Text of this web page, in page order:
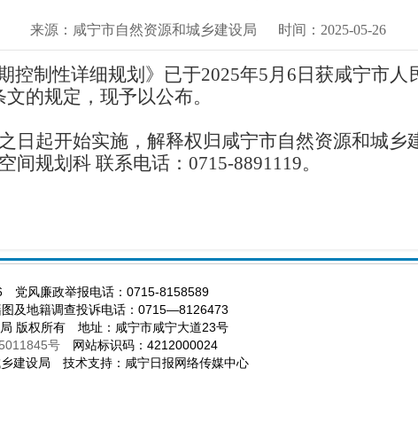
来源：咸宁市自然资源和城乡建设局 时间：2025-05-26
控制性详细规划》已于2025年5月 6 日获咸宁市人
的规定，现予以公布。
日起开始实施，解释权归咸宁市自然资源和城乡
间规划科 联系电话： 0715-8891119。
党风廉政举报电话：0715-8158589
及地籍调查投诉电话：0715—8126473
版权所有 地址：咸宁市咸宁大道23号
号网站标识码：4212000024
建设局 技术支持：咸宁日报网络传媒中心